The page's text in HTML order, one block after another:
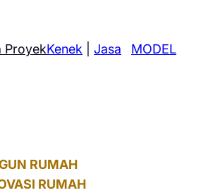
ProyekKenek |Jasa MODEL
RUMAH
RUMAH